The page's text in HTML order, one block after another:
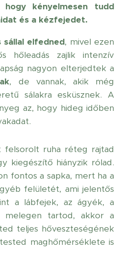
hogy kényelmesen tudd
és a kézfejedet.
elfedned, mivel ezen
hőleadás zajlik intenzív
nagyon elterjedtek a
, de vannak, akik még
sálakra esküsznek. A
az, hogy hideg időben
felsorolt ruha réteg rajtad
kiegészítő hiányzik rólad.
fontos a sapka, mert ha a
felületét, ami jelentős
a lábfejek, az ágyék, a
tartod, akkor a
teljes hőveszteségének
maghőmérséklete is